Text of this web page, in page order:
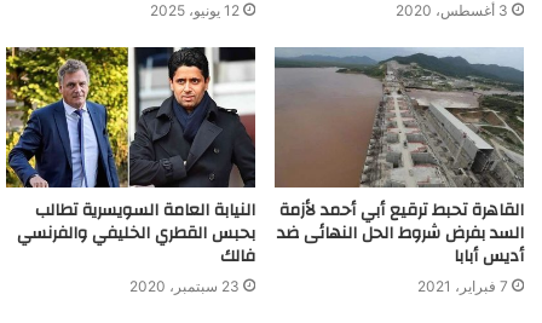
3 أغسطس، 2020 12 يونيو، 2025
القاهرة تحبط ترقيع أبي أحمد لأزمة
السد بفرض شروط الحل النهائى ضد
أديس أبابا
7 فبراير، 2021
النيابة العامة السويسرية تطالب
بحبس القطري الخليفي والفرنسي
فالك
23 سبتمبر، 2020